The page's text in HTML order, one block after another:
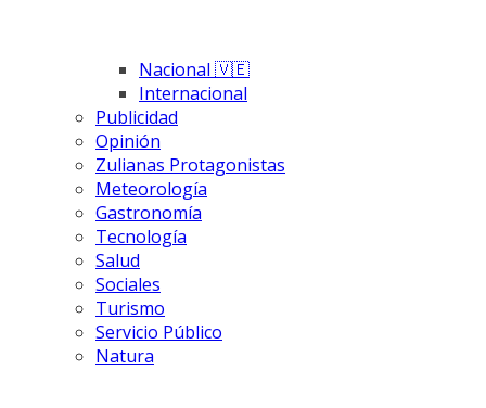
Nacional 🇻🇪
Internacional
Publicidad
Opinión
Zulianas Protagonistas
Meteorología
Gastronomía
Tecnología
Salud
Sociales
Turismo
Servicio Público
Natura